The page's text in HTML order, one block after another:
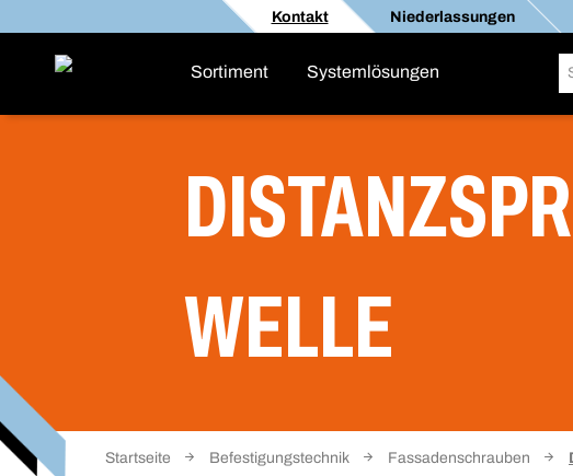
Kontakt Niederlassungen
Sortiment Systemlösungen
WELLE
Startseite Befestigungstechnik Fassadenschrauben